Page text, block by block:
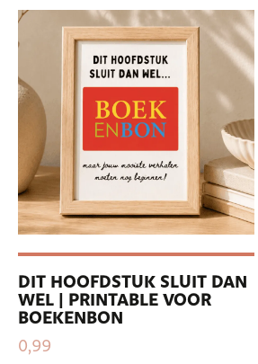
DIT HOOFDSTUK SLUIT DAN
WEL | PRINTABLE VOOR
BOEKENBON
0,99